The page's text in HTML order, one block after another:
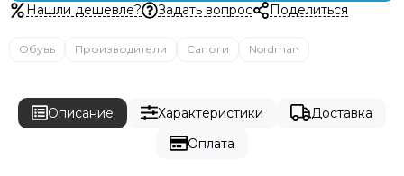
Нашли дешевле? Задать вопрос Поделиться
Обувь Производители Сапоги Nordman
Описание Характеристики
Доставка
Оплата